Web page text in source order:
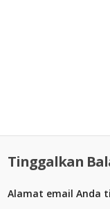
Tinggalkan
Alamat email Anda